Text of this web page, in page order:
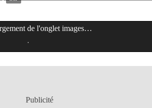
de l'onglet images…
Publicité